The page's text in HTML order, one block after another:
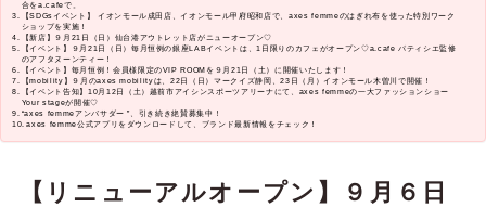
合をa.cafeで。
【SDGsイベント】 イオンモール成田店、イオンモール甲府昭和店で、axes femmeのはぎれ布を使った特別ワーク
ショップを実施！
【新店】９月21日（日）仙台港アウトレット店がニューオープン♡
【イベント】９月21日（日）毎月恒例の銀座LABイベントは、1日限りのカフェがオープン♡a.cafe パティシエ監修
のアフタヌーンティー！
【イベント】毎月恒例！会員様限定のVIP ROOMを９月21日（土）に開催いたします！
【mobility】９月のaxes mobilityは、22日（日）マークイズ静岡、23日（月）イオンモール木曽川で開催！
【イベント告知】10月12日（土）越前市アイシンスポーツアリーナにて、axes femmeの一大ファッションショー
Your stageが開催♡
“axes femmeアンバサダー ”、引き続き絶賛募集中！
axes femme公式アプリをダウンロードして、ブランド最新情報をチェック！
【リニューアルオープン】９月６日